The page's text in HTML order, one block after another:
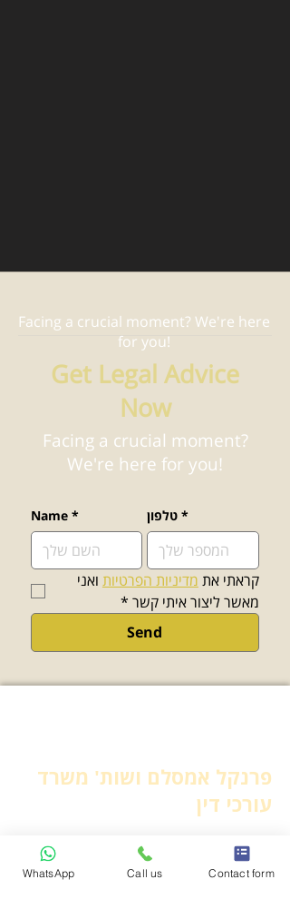
Facing a crucial moment? We're here
for you!
Get Legal Advice
Now
Facing a crucial moment?
We're here for you!
Name * טלפון *
קראתי את מדיניות הפרטיות
מאשר ליצור איתי קשר *
Send
פרנקל אמסלם ושות' משרד
עורכי דין
יצירת קשר WhatsApp Call us Contact form